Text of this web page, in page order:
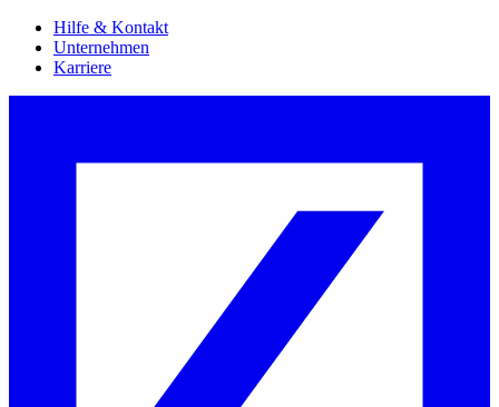
Hilfe & Kontakt
Unternehmen
Karriere